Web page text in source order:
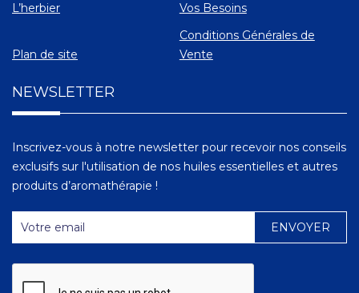
L’herbier
Vos Besoins
Plan de site
Conditions Générales de
Vente
NEWSLETTER
Inscrivez-vous à notre newsletter pour recevoir nos conseils
exclusifs sur l'utilisation de nos huiles essentielles et autres
produits d’aromathérapie !